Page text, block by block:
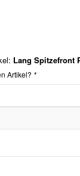
Lang Spitzefront
Artikel? *